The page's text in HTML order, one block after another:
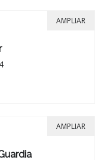
AMPLIAR
AMPLIAR